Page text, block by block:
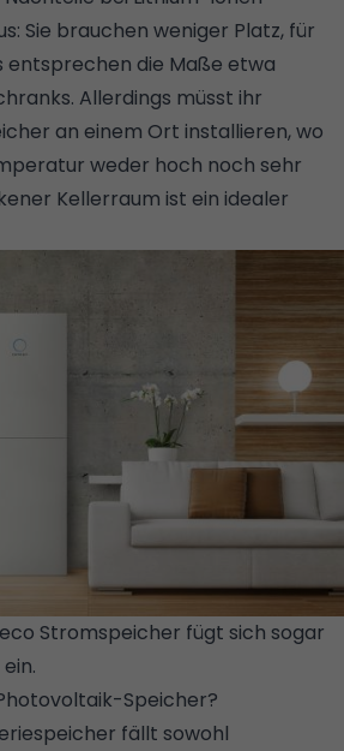
Sie brauchen weniger Platz, für
entsprechen die Maße etwa
Allerdings müsst ihr
an einem Ort installieren, wo
weder hoch noch sehr
Kellerraum ist ein idealer
Stromspeicher fügt sich sogar
Speicher?
fällt sowohl